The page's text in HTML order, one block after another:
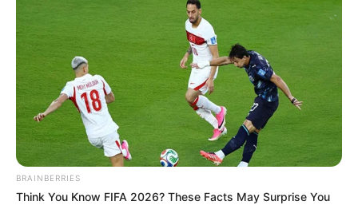
ideia dedicada especialmente às
criaturas mais incríveis desse mundo!
Veja também:
9 Ideias de Artesanato com Tampinha de Garrafa
– Passo a Passo
9 Artesanatos com Garrafa PET (incríveis) para
Você fazer em Casa
BRAINBERRIES
Think You Know FIFA 2026? These Facts May Surprise You